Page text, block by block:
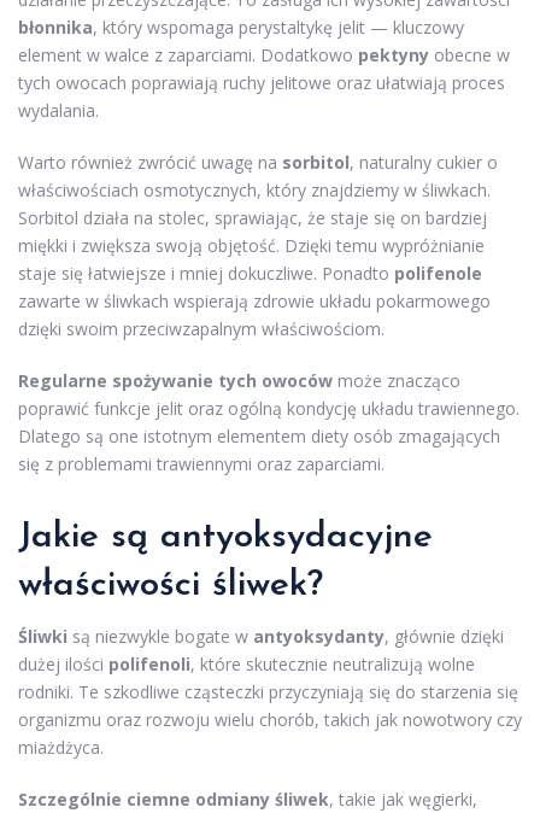
błonnika, który wspomaga perystaltykę jelit — kluczowy
element w walce z zaparciami. Dodatkowo pektyny obecne w
tych owocach poprawiają ruchy jelitowe oraz ułatwiają proces
wydalania.
Warto również zwrócić uwagę na sorbitol, naturalny cukier o
właściwościach osmotycznych, który znajdziemy w śliwkach.
Sorbitol działa na stolec, sprawiając, że staje się on bardziej
miękki i zwiększa swoją objętość. Dzięki temu wypróżnianie
staje się łatwiejsze i mniej dokuczliwe. Ponadto polifenole
zawarte w śliwkach wspierają zdrowie układu pokarmowego
dzięki swoim przeciwzapalnym właściwościom.
Regularne spożywanie tych owoców może znacząco
poprawić funkcje jelit oraz ogólną kondycję układu trawiennego.
Dlatego są one istotnym elementem diety osób zmagających
się z problemami trawiennymi oraz zaparciami.
Jakie są antyoksydacyjne
właściwości śliwek?
Śliwki są niezwykle bogate w antyoksydanty, głównie dzięki
dużej ilości polifenoli, które skutecznie neutralizują wolne
rodniki. Te szkodliwe cząsteczki przyczyniają się do starzenia się
organizmu oraz rozwoju wielu chorób, takich jak nowotwory czy
miażdżyca.
Szczególnie ciemne odmiany śliwek, takie jak węgierki,